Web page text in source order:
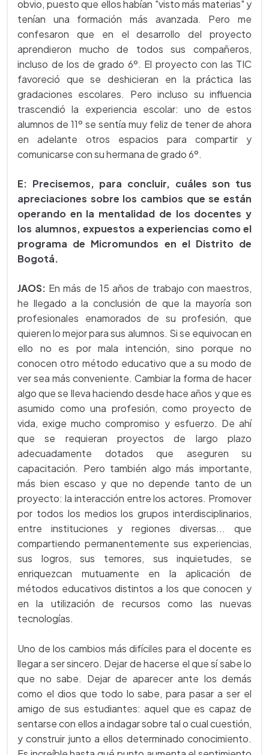
obvio, puesto que ellos habían "visto más materias" y
tenían una formación más avanzada. Pero me
confesaron que en el desarrollo del proyecto
aprendieron mucho de todos sus compañeros,
incluso de los de grado 6º. El proyecto con las TIC
favoreció que se deshicieran en la práctica las
gradaciones escolares. Pero incluso su influencia
trascendió la experiencia escolar: uno de estos
alumnos de 11º se sentía muy feliz de tener de ahora
en adelante otros espacios para compartir y
comunicarse con su hermana de grado 6º.
E: Precisemos, para concluir, cuáles son tus
apreciaciones sobre los cambios que se están
operando en la mentalidad de los docentes y
los alumnos, expuestos a experiencias como el
programa de Micromundos en el Distrito de
Bogotá.
JAOS: En más de 15 años de trabajo con maestros,
he llegado a la conclusión de que la mayoría son
profesionales enamorados de su profesión, que
quieren lo mejor para sus alumnos. Si se equivocan en
ello no es por mala intención, sino porque no
conocen otro método educativo que a su modo de
ver sea más conveniente. Cambiar la forma de hacer
algo que se lleva haciendo desde hace años y que es
asumido como una profesión, como proyecto de
vida, exige mucho compromiso y esfuerzo. De ahí
que se requieran proyectos de largo plazo
adecuadamente dotados que aseguren su
capacitación. Pero también algo más importante,
más bien escaso y que no depende tanto de un
proyecto: la interacción entre los actores. Promover
por todos los medios los grupos interdisciplinarios,
entre instituciones y regiones diversas... que
compartiendo permanentemente sus experiencias,
sus logros, sus temores, sus inquietudes, se
enriquezcan mutuamente en la aplicación de
métodos educativos distintos a los que conocen y
en la utilización de recursos como las nuevas
tecnologías.
Uno de los cambios más difíciles para el docente es
llegar a ser sincero. Dejar de hacerse el que sí sabe lo
que no sabe. Dejar de aparecer ante los demás
como el dios que todo lo sabe, para pasar a ser el
amigo de sus estudiantes: aquel que es capaz de
sentarse con ellos a indagar sobre tal o cual cuestión,
y construir junto a ellos determinado conocimiento.